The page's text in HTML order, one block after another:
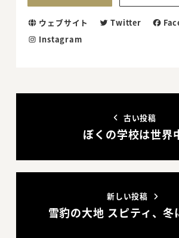
ウェブサイト Twitter
Instagram
古い投稿
ぼくの学校は世界
新しい投稿
雪豹の大地 スピティ、冬